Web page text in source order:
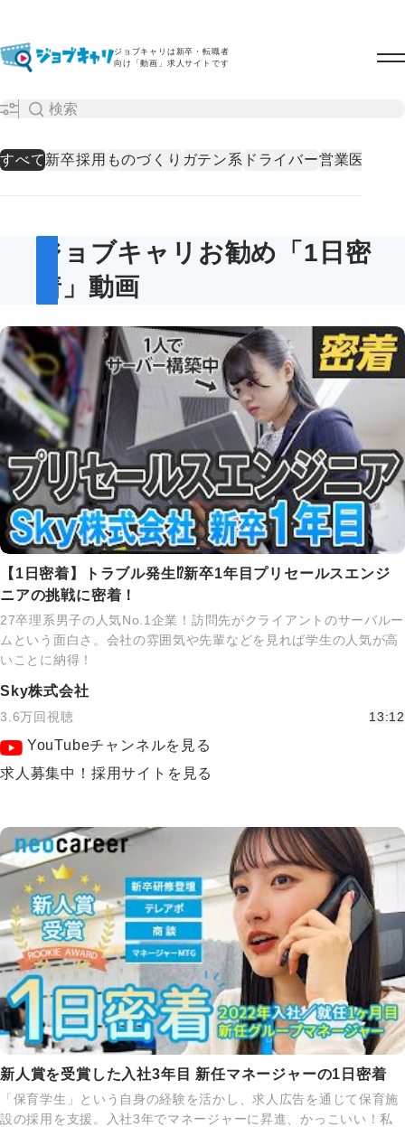
ジョブキャリは新卒・転職者
向け「動画」求人サイトです
すべて新卒採用 ものづくり ガテン系 ドライバー営業医療・
ジョブキャリお勧め「1日密
着」動画
【1日密着】トラブル発生⁉新卒1年目プリセールスエンジ
ニアの挑戦に密着！
27卒理系男子の人気No.1企業！訪問先がクライアントのサーバルー
ムという面白さ。会社の雰囲気や先輩などを見れば学生の人気が高
いことに納得！
Sky株式会社
3.6万回視聴 13:12
YouTubeチャンネルを見る
求人募集中！採用サイトを見る
新人賞を受賞した入社3年目 新任マネージャーの1日密着
「保育学生」という自身の経験を活かし、求人広告を通じて保育施
設の採用を支援。入社3年でマネージャーに昇進、かっこいい！私